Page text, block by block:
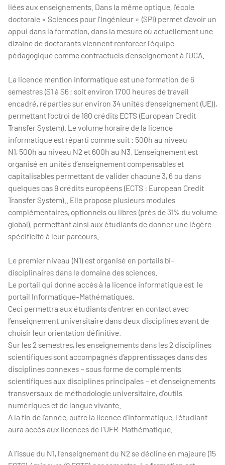
liées aux enseignements. Dans la même optique, l’école
doctorale « Sciences pour l’Ingénieur » (SPI) permet d’avoir un
appui dans la formation, dans la mesure où actuellement une
dizaine de doctorants viennent renforcer l’équipe
pédagogique comme contractuels d’enseignement à l’UCA.
La licence mention informatique est une formation de 6
semestres (S1 à S6 ; soit environ 1700 heures de travail
encadré, réparties sur environ 34 unités d’enseignement (UE)),
permettant l’octroi de 180 crédits ECTS (European Credit
Transfer System). Le volume horaire de la licence
informatique est réparti comme suit : 500h au niveau
N1, 500h au niveau N2 et 600h au N3. L’enseignement est
organisé en unités d’enseignement compensables et
capitalisables permettant de valider chacune 3, 6 ou dans
quelques cas 9 crédits européens (ECTS : European Credit
Transfer System).. Elle propose plusieurs modules
complémentaires, optionnels ou libres (près de 31% du volume
global), permettant ainsi aux étudiants de donner une légère
spécificité à leur parcours.
Le premier niveau (N1) est organisé en portails bi-
disciplinaires dans le domaine des sciences.
Le portail qui donne accès à la licence informatique est le
portail Informatique-Mathématiques.
Ceci permettra aux étudiants d’entrer en contact avec
l’enseignement universitaire dans deux disciplines avant de
choisir leur orientation définitive.
Sur les 2 semestres, les enseignements dans les 2 disciplines
scientifiques sont accompagnés d’apprentissages dans des
disciplines connexes – sous forme de compléments
scientifiques aux disciplines principales – et d’enseignements
transversaux de méthodologie universitaire, d’outils
numériques et de langue vivante.
A la fin de l’année, outre la licence d’Informatique, l'étudiant
aura accès aux licences de l'UFR Mathématique.
A l’issue du N1, l’enseignement du N2 se décline en majeure (15